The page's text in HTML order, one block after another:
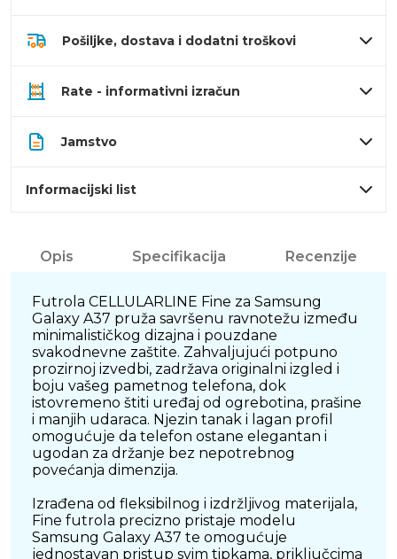
Pošiljke, dostava i dodatni troškovi
Rate - informativni izračun
Jamstvo
Informacijski list
Opis Specifikacija Recenzije
Futrola CELLULARLINE Fine za Samsung
Galaxy A37 pruža savršenu ravnotežu između
minimalističkog dizajna i pouzdane
svakodnevne zaštite. Zahvaljujući potpuno
prozirnoj izvedbi, zadržava originalni izgled i
boju vašeg pametnog telefona, dok
istovremeno štiti uređaj od ogrebotina, prašine
i manjih udaraca. Njezin tanak i lagan profil
omogućuje da telefon ostane elegantan i
ugodan za držanje bez nepotrebnog
povećanja dimenzija.
Izrađena od fleksibilnog i izdržljivog materijala,
Fine futrola precizno pristaje modelu
Samsung Galaxy A37 te omogućuje
jednostavan pristup svim tipkama, priključcima